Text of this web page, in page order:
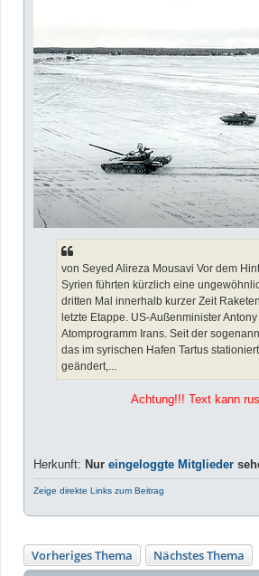
von Seyed Alireza Mousavi Vor dem
Syrien führten kürzlich eine
dritten Mal innerhalb kurzer Zeit
letzte Etappe. US-Außenminister
Atomprogramm Irans. Seit der
das im syrischen Hafen Tartus
geändert,...
Achtung!!! Text kann russische
Herkunft: Nur eingeloggte Mitglieder
Zeige direkte Links zum Beitrag
Vorheriges Thema Nächstes Thema